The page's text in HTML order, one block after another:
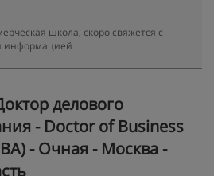
школа, скоро свяжется с
информацией
делового
- Doctor of Business
- Очная - Москва -